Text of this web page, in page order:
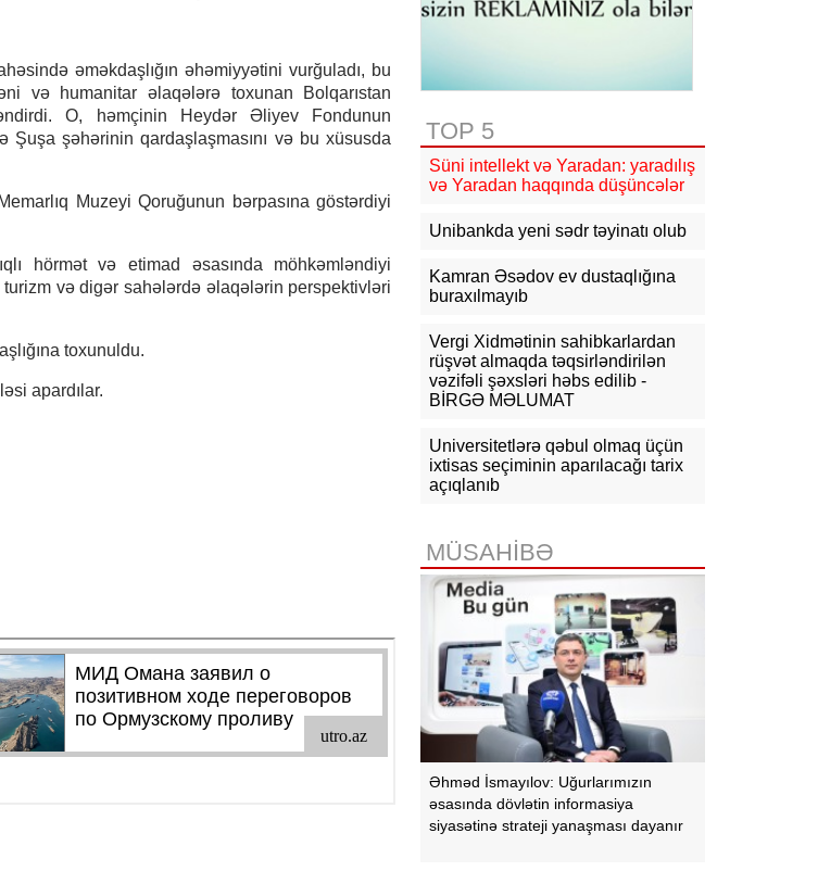
əməkdaşlığın əhəmiyyətini vurğuladı, bu
və humanitar əlaqələrə toxunan Bolqarıstan
O, həmçinin Heydər Əliyev Fondunun
Şuşa şəhərinin qardaşlaşmasını və bu xüsusda
Muzeyi Qoruğunun bərpasına göstərdiyi
hörmət və etimad əsasında möhkəmləndiyi
və digər sahələrdə əlaqələrin perspektivləri
toxunuldu.
apardılar.
10:50 ABŞ və Hindistan əməkdaşlığı
10:32
Avropada elektrik enerjisi
10:15 Macarıstanda prezidentliyə
yeni namizəd irəli sürülüb
ehtiyatını tükəndirdi
09:32Avropada miqrasiya böhranı
yenidən kəskinləşib
09:15 Hörmüz boğazının açılması
üçün yeni şərtlər irəli sürülüb
TOP 5
Süni intellekt və Yaradan: yaradılış
və Yaradan haqqında düşüncələr
Unibankda yeni sədr təyinatı olub
Kamran Əsədov ev dustaqlığına
buraxılmayıb
Vergi Xidmətinin sahibkarlardan
rüşvət almaqda təqsirləndirilən
vəzifəli şəxsləri həbs edilib -
BİRGƏ MƏLUMAT
Universitetlərə qəbul olmaq üçün
ixtisas seçiminin aparılacağı tarix
açıqlanıb
MÜSAHİBƏ
Əhməd İsmayılov: Uğurlarımızın
əsasında dövlətin informasiya
siyasətinə strateji yanaşması dayanır